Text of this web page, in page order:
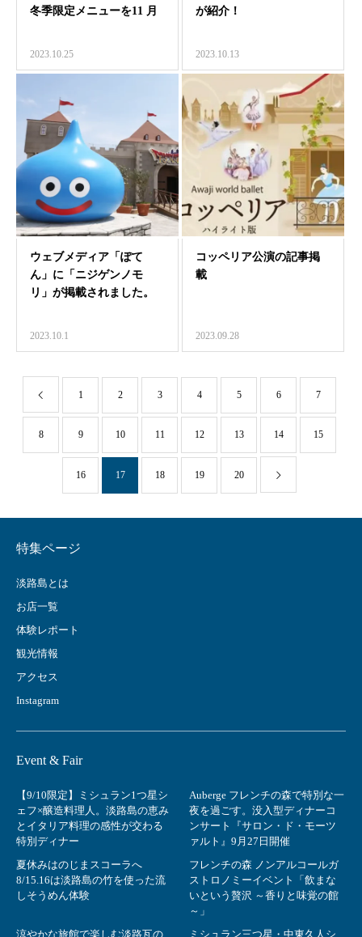
冬季限定メニューを11 月
2023.10.25
が紹介！
2023.10.13
ウェブメディア「ぽて
ん」に「ニジゲンノモ
リ」が掲載されました。
2023.10.1
コッペリア公演の記事掲
載
2023.09.28
1 2 3 4 5 6 7
8 9 10 11 12 13 14 15
16 17 18 19 20
特集ページ
淡路島とは
お店一覧
体験レポート
観光情報
アクセス
Instagram
Event & Fair
【9/10限定】ミシュラン1つ星シ
ェフ×醸造料理人。淡路島の恵み
とイタリア料理の感性が交わる
特別ディナー
Auberge フレンチの森で特別な一
夜を過ごす。没入型ディナーコ
ンサート『サロン・ド・モーツ
ァルト』9月27日開催
夏休みはのじまスコーラへ
8/15.16は淡路島の竹を使った流
しそうめん体験
フレンチの森 ノンアルコールガ
ストロノミーイベント「飲まな
いという贅沢 ～香りと味覚の館
～」
涼やかな旅館で楽しむ淡路瓦の
ミシュラン三つ星・中東久人シ